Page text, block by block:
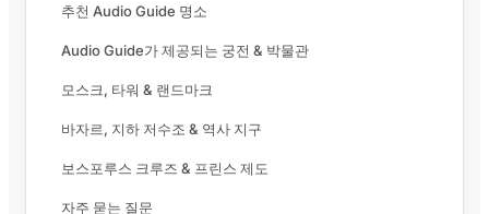
추천 Audio Guide 명소
Audio Guide가 제공되는 궁전 & 박물관
모스크, 타워 & 랜드마크
바자르, 지하 저수조 & 역사 지구
보스포루스 크루즈 & 프린스 제도
자주 묻는 질문